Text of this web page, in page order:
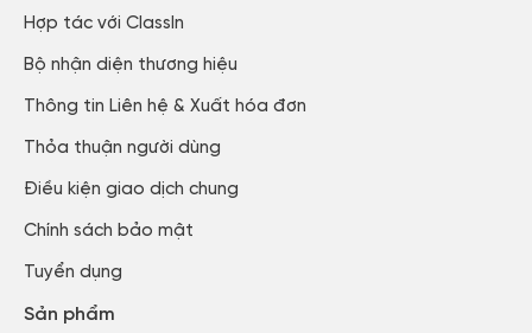
Hợp tác với ClassIn
Bộ nhận diện thương hiệu
Thông tin Liên hệ & Xuất hóa đơn​
Thỏa thuận người dùng​
Điều kiện giao dịch chung
Chính sách bảo mật​
Tuyển dụng​
Sản phẩm